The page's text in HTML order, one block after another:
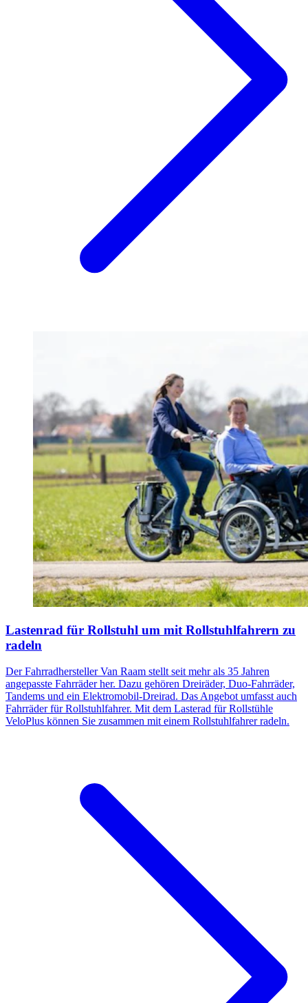
Lastenrad für Rollstuhl um mit Rollstuhlfahrern zu
radeln
Der Fahrradhersteller Van Raam stellt seit mehr als 35 Jahren
angepasste Fahrräder her. Dazu gehören Dreiräder, Duo-Fahrräder,
Tandems und ein Elektromobil-Dreirad. Das Angebot umfasst auch
Fahrräder für Rollstuhlfahrer. Mit dem Lasterad für Rollstühle
VeloPlus können Sie zusammen mit einem Rollstuhlfahrer radeln.​